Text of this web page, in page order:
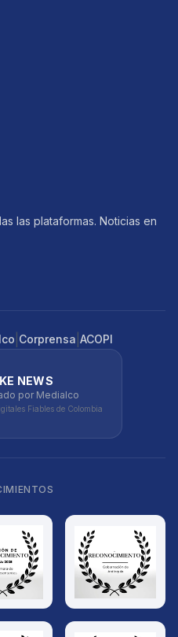
las plataformas. Noticias en
Corprensa ACOPI
NEWS
por Medialco
Fiables de Colombia